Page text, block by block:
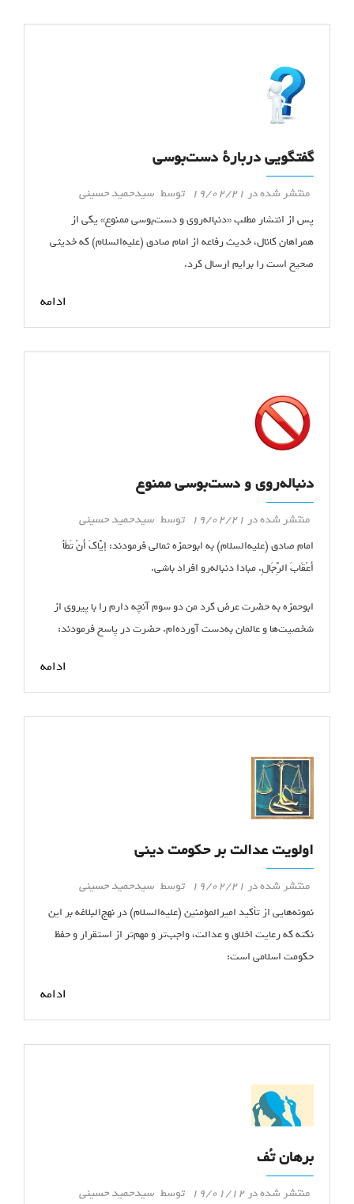
گفتگویی دربارهٔ دست‌بوسی
منتشر شده در 19/02/21 توسط سیدحمید حسینی
پس از انتشار مطلب «دنباله‌روی و دست‌بوسی ممنوع» یکی از
همراهان کانال، خدیث رفاعه از امام صادق (علیه‌السلام) که خدیثی
صحیح است را برایم ارسال کرد.
ادامه
دنباله‌روی و دست‌بوسی ممنوع
منتشر شده در 19/02/21 توسط سیدحمید حسینی
امام صادق (علیه‌السلام) به ابوحمزه ثمالی فرمودند: إیَّاکَ أَنْ تَطَأَ
أَعْقَابَ الرِّجَالِ. مبادا دنباله‌رو افراد باشی.
ابوحمزه به حضرت عرض کرد من دو سوم آنچه دارم را با پیروی از
شخصیت‌ها و عالمان به‌دست آورده‌ام. حضرت در پاسخ فرمودند:
ادامه
اولویت عدالت بر حکومت دینی
منتشر شده در 19/02/21 توسط سیدحمید حسینی
نمونه‌هایی از تأکید امیرالمؤمنین (علیه‌السلام) در نهج‌البلاغه بر این
نکته که رعایت اخلاق و عدالت، واجب‌تر و مهم‌تر از استقرار و حفظ
حکومت اسلامی است:
ادامه
برهان تُف
منتشر شده در19/01/12 توسط سیدحمید حسینی